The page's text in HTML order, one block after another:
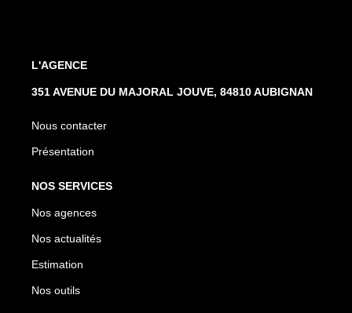
L'AGENCE
351 AVENUE DU MAJORAL JOUVE, 84810 AUBIGNAN
Nous contacter
Présentation
NOS SERVICES
Nos agences
Nos actualités
Estimation
Nos outils